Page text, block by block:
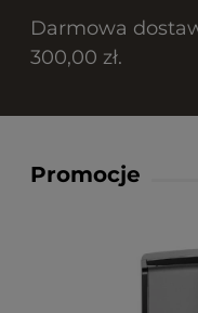
Darmowa
300,00 zł.
Promocje